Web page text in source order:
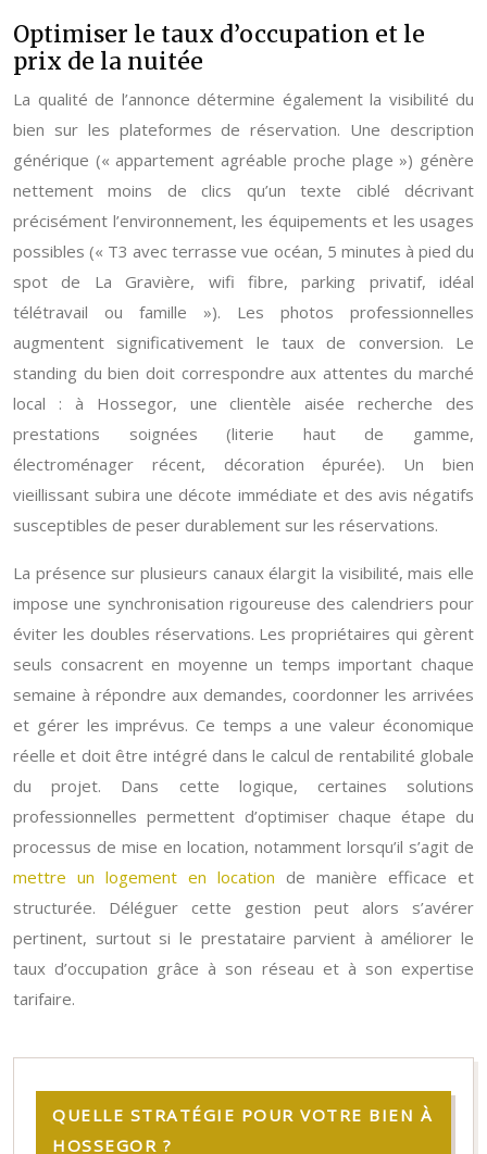
Optimiser le taux d’occupation et le
prix de la nuitée
La qualité de l’annonce détermine également la visibilité du
bien sur les plateformes de réservation. Une description
générique (« appartement agréable proche plage ») génère
nettement moins de clics qu’un texte ciblé décrivant
précisément l’environnement, les équipements et les usages
possibles (« T3 avec terrasse vue océan, 5 minutes à pied du
spot de La Gravière, wifi fibre, parking privatif, idéal
télétravail ou famille »). Les photos professionnelles
augmentent significativement le taux de conversion. Le
standing du bien doit correspondre aux attentes du marché
local : à Hossegor, une clientèle aisée recherche des
prestations soignées (literie haut de gamme,
électroménager récent, décoration épurée). Un bien
vieillissant subira une décote immédiate et des avis négatifs
susceptibles de peser durablement sur les réservations.
La présence sur plusieurs canaux élargit la visibilité, mais elle
impose une synchronisation rigoureuse des calendriers pour
éviter les doubles réservations. Les propriétaires qui gèrent
seuls consacrent en moyenne un temps important chaque
semaine à répondre aux demandes, coordonner les arrivées
et gérer les imprévus. Ce temps a une valeur économique
réelle et doit être intégré dans le calcul de rentabilité globale
du projet. Dans cette logique, certaines solutions
professionnelles permettent d’optimiser chaque étape du
processus de mise en location, notamment lorsqu’il s’agit de
mettre un logement en location de manière efficace et
structurée. Déléguer cette gestion peut alors s’avérer
pertinent, surtout si le prestataire parvient à améliorer le
taux d’occupation grâce à son réseau et à son expertise
tarifaire.
QUELLE STRATÉGIE POUR VOTRE BIEN À
HOSSEGOR ?